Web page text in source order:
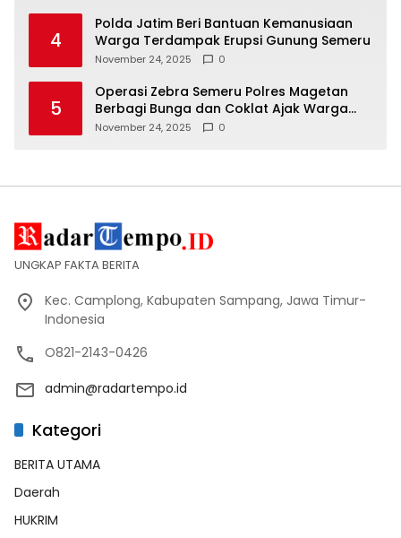
4
Polda Jatim Beri Bantuan Kemanusiaan
Warga Terdampak Erupsi Gunung Semeru
November 24, 2025 0
5
Operasi Zebra Semeru Polres Magetan
Berbagi Bunga dan Coklat Ajak Warga
Tertib Lalin
November 24, 2025 0
UNGKAP FAKTA BERITA
Kec. Camplong, Kabupaten Sampang, Jawa Timur-
Indonesia
O821-2143-0426
admin@radartempo.id
Kategori
BERITA UTAMA
Daerah
HUKRIM